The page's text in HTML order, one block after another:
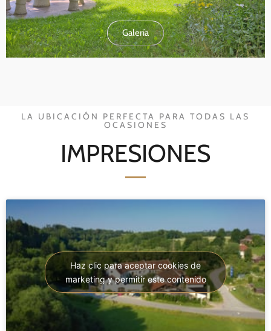
Galería
LA UBICACIÓN PERFECTA PARA TODAS LAS
OCASIONES
IMPRESIONES
Haz clic para aceptar cookies de
marketing y permitir este contenido